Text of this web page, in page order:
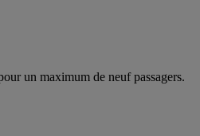
un maximum de neuf passagers.